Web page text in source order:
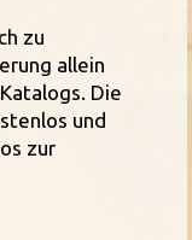
zu
allein
Die
und
zur